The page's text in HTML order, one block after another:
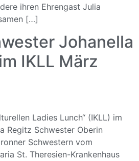
ihren Ehrengast Julia
[…]
Johanella
IKLL März
Ladies Lunch“ (IKLL) im
Regitz Schwester Oberin
Schwestern vom
St. Theresien-Krankenhaus